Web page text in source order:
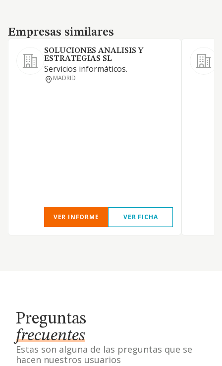
Empresas similares
Empresas similares
SOLUCIONES ANALISIS Y
ESTRATEGIAS SL
Servicios informáticos.
MADRID
VER INFORME VER FICHA
Preguntas
frecuentes
Estas son alguna de las preguntas que se
hacen nuestros usuarios